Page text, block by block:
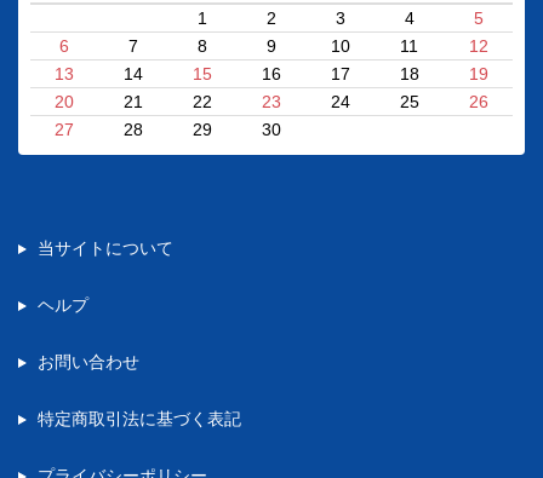
1
2 3 4
5
6
7 8 9 10 11
12
13
14 15 16 17 18
19
20
21 22 23 24 25
26
27
28 29 30
当サイトについて
ヘルプ
お問い合わせ
特定商取引法に基づく表記